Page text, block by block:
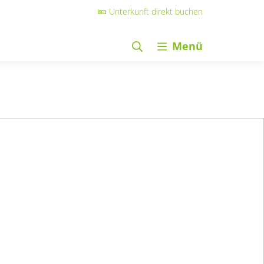
Unterkunft direkt buchen
Menü